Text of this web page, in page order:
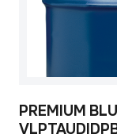
PREMIUM